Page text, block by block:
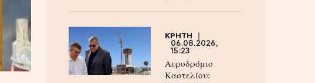
ΚΡΗΤΗ
06.08.2026,
15:23
Αεροδρόμιο
Καστελίου: